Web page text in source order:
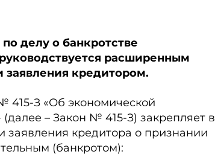
делу о банкротстве
расширенным
заявления кредитором.
415-З «Об экономической
(далее – Закон № 415-З) закрепляет в
заявления кредитора о признании
(банкротом):